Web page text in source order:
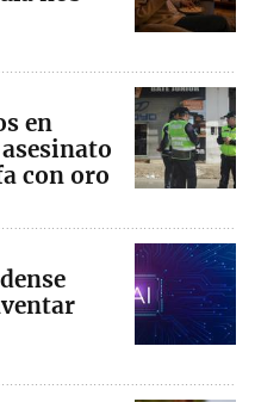
en
con oro